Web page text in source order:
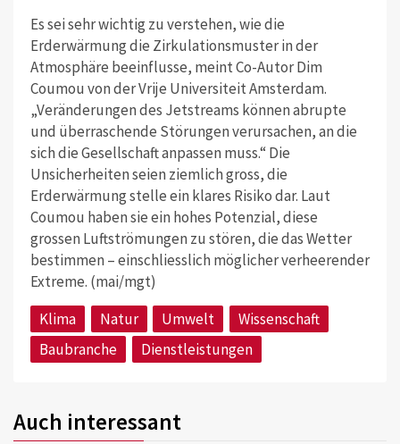
Es sei sehr wichtig zu verstehen, wie die
Erderwärmung die Zirkulationsmuster in der
Atmosphäre beeinflusse, meint Co-Autor Dim
Coumou von der Vrije Universiteit Amsterdam.
„Veränderungen des Jetstreams können abrupte
und überraschende Störungen verursachen, an die
sich die Gesellschaft anpassen muss.“ Die
Unsicherheiten seien ziemlich gross, die
Erderwärmung stelle ein klares Risiko dar. Laut
Coumou haben sie ein hohes Potenzial, diese
grossen Luftströmungen zu stören, die das Wetter
bestimmen – einschliesslich möglicher verheerender
Extreme. (mai/mgt)
Klima
Natur Umwelt
Wissenschaft
Baubranche
Dienstleistungen
Auch interessant